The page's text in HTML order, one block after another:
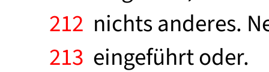
212 nichts anderes.
213 eingeführt oder.